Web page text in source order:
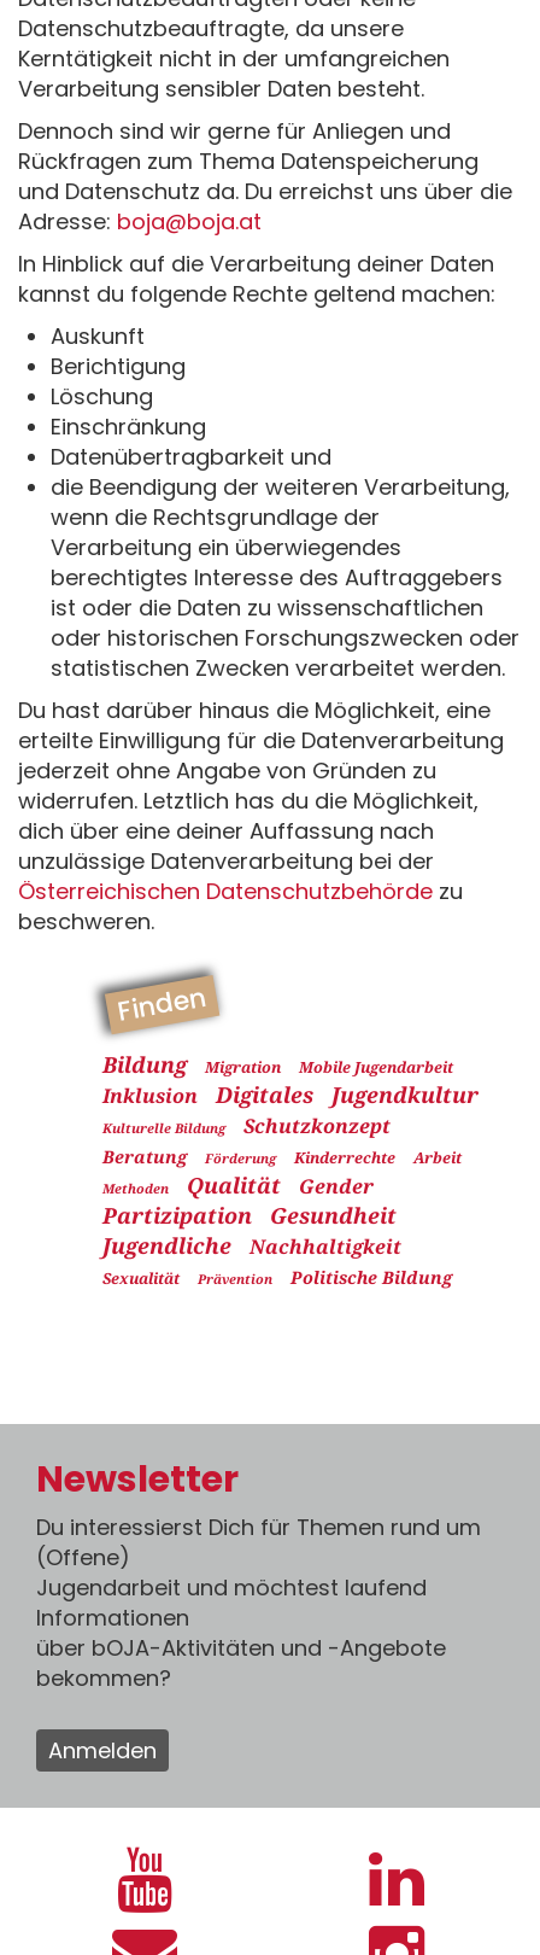
Datenschutzbeauftragte, da unsere
Kerntätigkeit nicht in der umfangreichen
Verarbeitung sensibler Daten besteht.
Dennoch sind wir gerne für Anliegen und
Rückfragen zum Thema Datenspeicherung
und Datenschutz da. Du erreichst uns über die
Adresse: boja@boja.at
In Hinblick auf die Verarbeitung deiner Daten
kannst du folgende Rechte geltend machen:
Auskunft
Berichtigung
Löschung
Einschränkung
Datenübertragbarkeit und
die Beendigung der weiteren Verarbeitung,
wenn die Rechtsgrundlage der
Verarbeitung ein überwiegendes
berechtigtes Interesse des Auftraggebers
ist oder die Daten zu wissenschaftlichen
oder historischen Forschungszwecken oder
statistischen Zwecken verarbeitet werden.
Du hast darüber hinaus die Möglichkeit, eine
erteilte Einwilligung für die Datenverarbeitung
jederzeit ohne Angabe von Gründen zu
widerrufen. Letztlich has du die Möglichkeit,
dich über eine deiner Auffassung nach
unzulässige Datenverarbeitung bei der
Österreichischen Datenschutzbehörde zu
beschweren.
Finden
Bildung Migration Mobile Jugendarbeit
Inklusion Digitales Jugendkultur
Kulturelle Bildung Schutzkonzept
Beratung Förderung Kinderrechte Arbeit
Methoden Qualität Gender
Partizipation
Gesundheit
Jugendliche
Nachhaltigkeit
Sexualität Prävention Politische Bildung
Newsletter
Du interessierst Dich für Themen rund um
(Offene)
Jugendarbeit und möchtest laufend
Informationen
über bOJA-Aktivitäten und -Angebote
bekommen?
Anmelden